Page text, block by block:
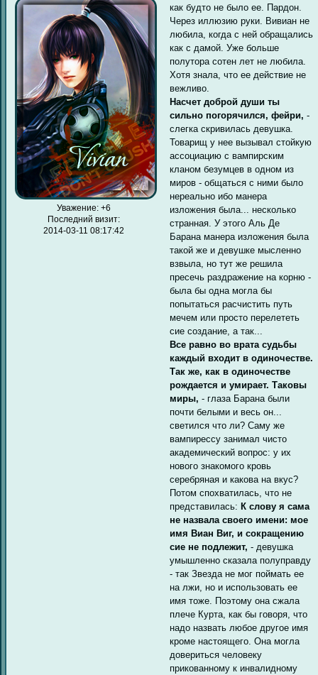
Уважение: +6
Последний визит:
2014-03-11 08:17:42
как будто не было ее. Пардон.
Через иллюзию руки. Вивиан не
любила, когда с ней обращались
как с дамой. Уже больше
полутора сотен лет не любила.
Хотя знала, что ее действие не
вежливо.
Насчет доброй души ты
сильно погорячился, фейри, -
слегка скривилась девушка.
Товарищ у нее вызывал стойкую
ассоциацию с вампирским
кланом безумцев в одном из
миров - общаться с ними было
нереально ибо манера
изложения была... несколько
странная. У этого Аль Де
Барана манера изложения была
такой же и девушке мысленно
взвыла, но тут же решила
пресечь раздражение на корню -
была бы одна могла бы
попытаться расчистить путь
мечем или просто перелететь
сие создание, а так...
Все равно во врата судьбы
каждый входит в одиночестве.
Так же, как в одиночестве
рождается и умирает. Таковы
миры, - глаза Барана были
почти белыми и весь он...
светился что ли? Саму же
вампирессу занимал чисто
академический вопрос: у их
нового знакомого кровь
серебряная и какова на вкус?
Потом спохватилась, что не
представилась: К слову я сама
не назвала своего имени: мое
имя Виан Виг, и сокращению
сие не подлежит, - девушка
умышленно сказала полуправду
- так Звезда не мог поймать ее
на лжи, но и использовать ее
имя тоже. Поэтому она сжала
плече Курта, как бы говоря, что
надо назвать любое другое имя
кроме настоящего. Она могла
довериться человеку
прикованному к инвалидному